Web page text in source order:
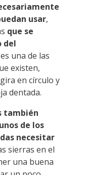
usar,
que se
del
una de las
existen,
en círculo y
dentada.
también
de los
necesitar
sierras en el
una buena